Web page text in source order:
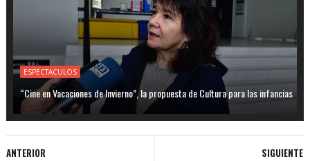
ESPECTACULOS
“Cine en Vacaciones de Invierno”, la propuesta de Cultura para las infancias
SIGUIENTE
ANTERIOR